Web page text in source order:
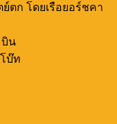
ตก โดยเรือยอร์ชคา
บิน
บ๊ท